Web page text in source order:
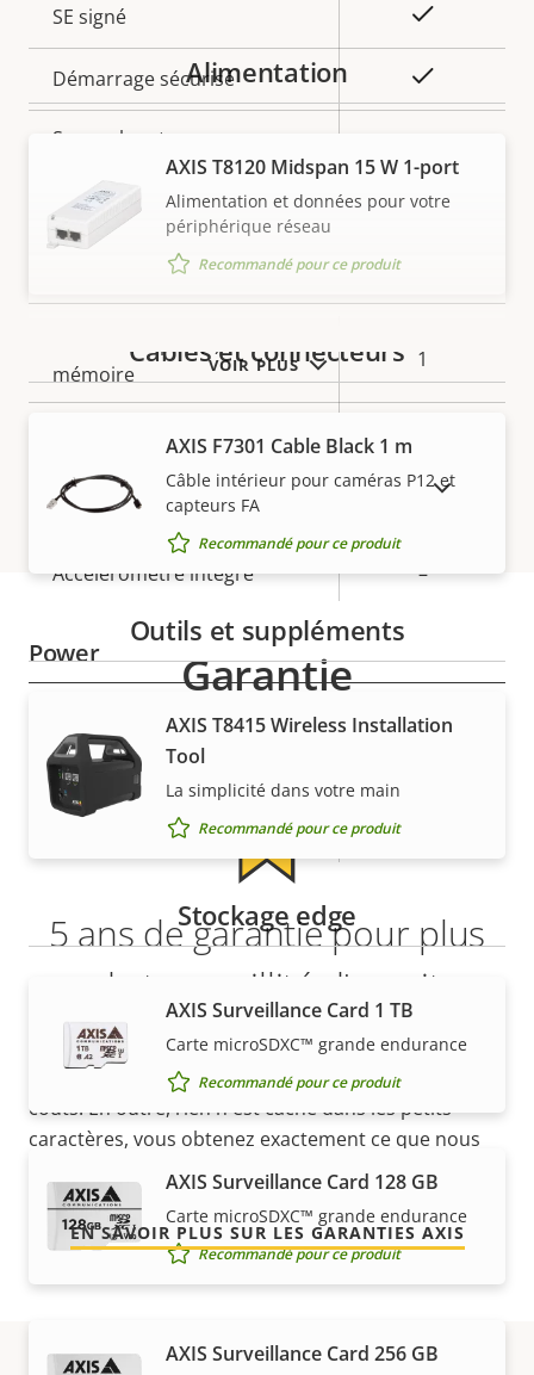
Description
de la
propriété
la
propriété
SE signé
Démarrage sécurisé
Secure keystore
Axis Edge Vault –
de la
propriété
la
propriété
mémoire
1
fonctionnement
-20 to 50 °C
Indice de protection IP
Accéléromètre intégré –
Power
de la
propriété
Valeur de
propriété
Puissance (max.) -
Puissance (moyenne)
Tension d'entrée CC
VOIR PLUS
Alimentation
AXIS T8120 Midspan 15 W 1-port
Alimentation et données pour votre
périphérique réseau
Recommandé pour ce produit
Câbles et connecteurs
AXIS F7301 Cable Black 1 m
Câble intérieur pour caméras P12 et
capteurs FA
Recommandé pour ce produit
Outils et suppléments
AXIS T8415 Wireless Installation
Tool
La simplicité dans votre main
Recommandé pour ce produit
Stockage edge
AXIS Surveillance Card 1 TB
Carte microSDXC™ grande endurance
Recommandé pour ce produit
AXIS Surveillance Card 128 GB
Carte microSDXC™ grande endurance
Recommandé pour ce produit
AXIS Surveillance Card 256 GB
AFFICHER LES PRODUITS ABANDONNÉS
Garantie
5 ans de garantie pour plus
de tranquillité d'esprit
Notre nouvelle garantie de 5 ans offre des années de
propriété sans problème et permet de contrôler les
coûts. En outre, rien n'est caché dans les petits
caractères, vous obtenez exactement ce que nous
EN SAVOIR PLUS SUR LES GARANTIES AXIS